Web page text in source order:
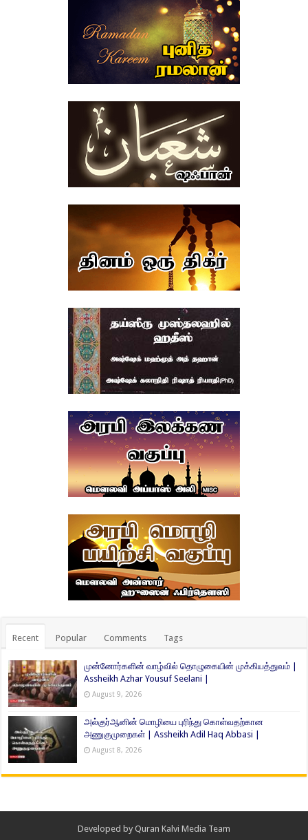
Recent Popular Comments Tags
முன்னோர்களின் வாழ்வில் தொழுகையின் முக்கியத்துவம் |
Assheikh Azhar Yousuf Seelani |
August 9, 2026
அல்குர்ஆனின் மொழியை புரிந்து கொள்வதற்கான
அணுகுமுறைகள் | Assheikh Adil Haq Abbasi |
August 8, 2026
Developed by Quran Kalvi Media Team